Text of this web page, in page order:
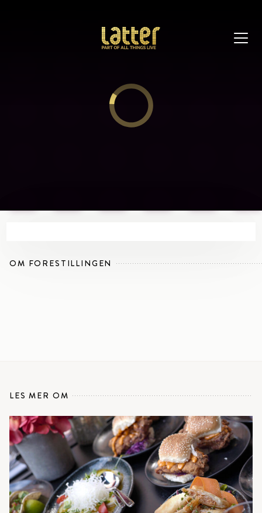
OM FORESTILLINGEN
LES MER OM